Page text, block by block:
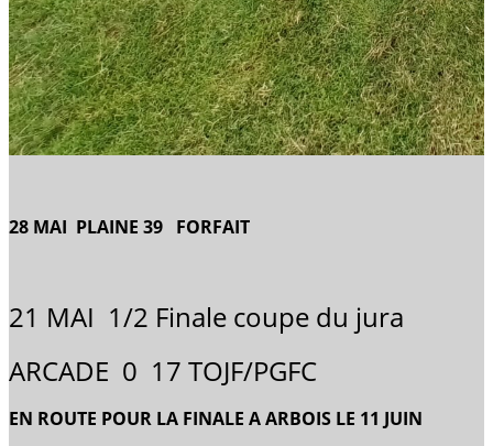
28 MAI PLAINE 39 FORFAIT
21 MAI 1/2 Finale coupe du jura
ARCADE 0 17 TOJF/PGFC
EN ROUTE POUR LA FINALE A ARBOIS LE 11 JUIN